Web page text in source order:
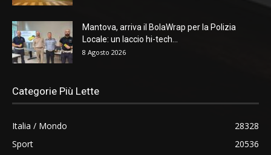
Mantova, arriva il BolaWrap per la Polizia
Locale: un laccio hi-tech...
8 Agosto 2026
Categorie Più Lette
Italia / Mondo
28328
Sport
20536